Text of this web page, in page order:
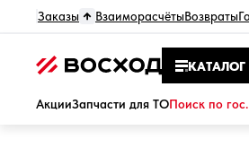
Заказы ВзаиморасчётыВозвраты
КАТАЛОГ
АкцииЗапчасти для ТОПоиск по